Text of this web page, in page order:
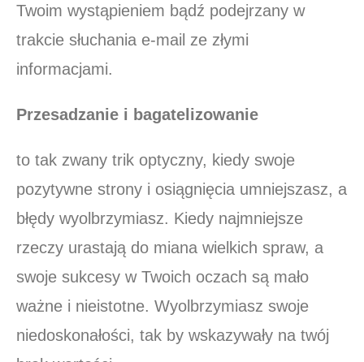
Twoim wystąpieniem bądź podejrzany w
trakcie słuchania e-mail ze złymi
informacjami.
Przesadzanie i bagatelizowanie
to tak zwany trik optyczny, kiedy swoje
pozytywne strony i osiągnięcia umniejszasz, a
błędy wyolbrzymiasz. Kiedy najmniejsze
rzeczy urastają do miana wielkich spraw, a
swoje sukcesy w Twoich oczach są mało
ważne i nieistotne. Wyolbrzymiasz swoje
niedoskonałości, tak by wskazywały na twój